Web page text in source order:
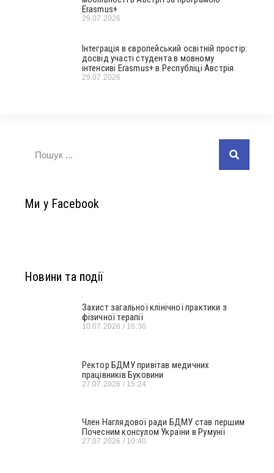
Erasmus+
29.07.2026
Інтеграція в європейський освітній простір:
досвід участі студента в мовному
інтенсиві Erasmus+ в Республіці Австрія
29.07.2026
Ми у Facebook
Новини та події
Захист загальної клінічної практики з
фізичної терапії
10.07.2026 16:36
Ректор БДМУ привітав медичних
працівників Буковини
27.07.2026 15:24
Член Наглядової ради БДМУ став першим
Почесним консулом України в Румунії
27.07.2026 10:40